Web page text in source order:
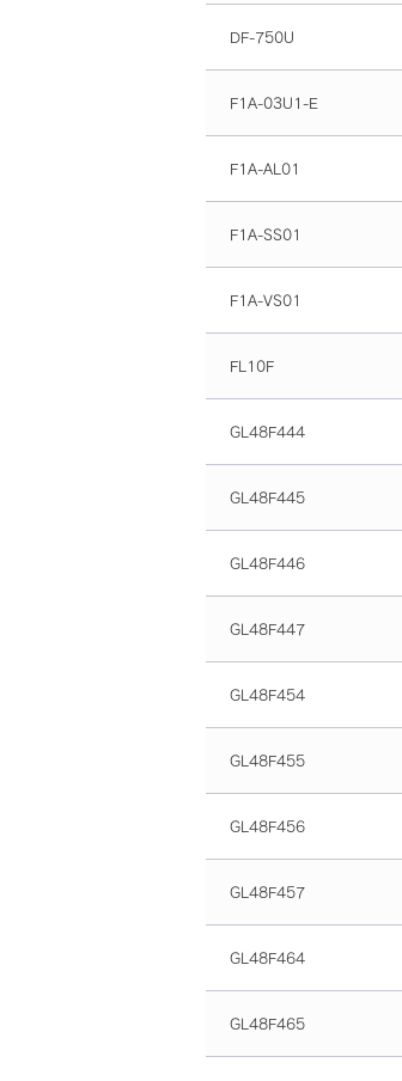
DF-750U
F1A-03U1-E
F1A-AL01
F1A-SS01
F1A-VS01
FL10F
GL48F444
GL48F445
GL48F446
GL48F447
GL48F454
GL48F455
GL48F456
GL48F457
GL48F464
GL48F465